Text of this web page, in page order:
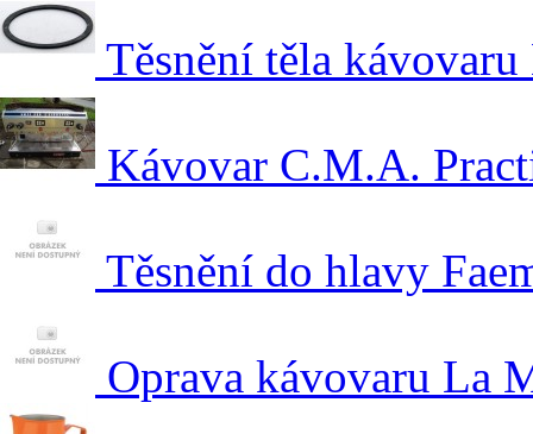
Těsnění těla
Kávovar C.M.A.
Těsnění do hlavy
Oprava kávovaru La